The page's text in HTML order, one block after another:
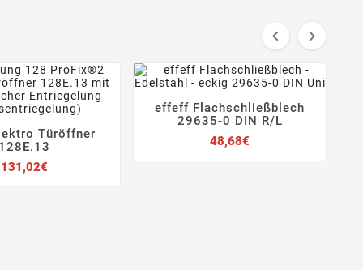
 
 
Türöffner
128E.13
131,02€Preis
   
effeff Flachschließblech
29635-0 DIN R/L
48,68€